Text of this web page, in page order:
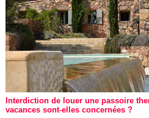
Interdiction de louer une passoire
vacances sont-elles concernées ?